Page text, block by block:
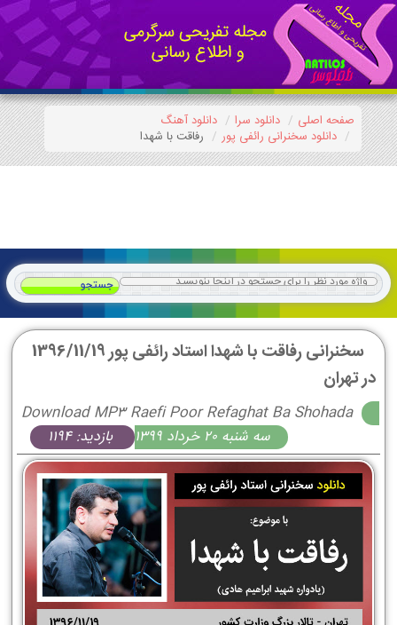
صفحه اصلی دانلود سرا
دانلود آهنگ
دانلود سخنرانی رائفی پور
رفاقت با شهدا
سخنرانی رفاقت با شهدا استاد رائفی پور 1396/11/19
در تهران
Download MP3 Raefi Poor Refaghat Ba Shohada
سه شنبه 20 خرداد 1399
بازدید: 1194